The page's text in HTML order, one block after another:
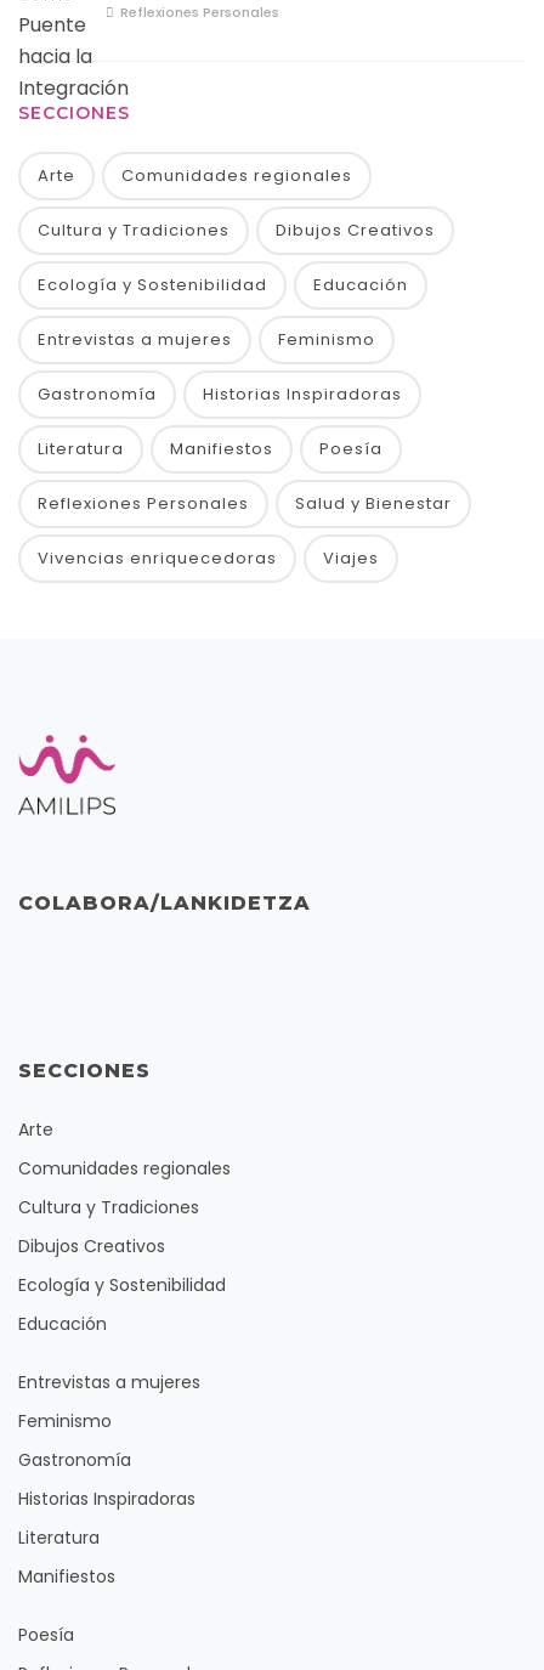
Reflexiones Personales
SECCIONES
Arte Comunidades regionales
Cultura y Tradiciones Dibujos Creativos
Ecología y Sostenibilidad Educación
Entrevistas a mujeres Feminismo
Gastronomía Historias Inspiradoras
Literatura Manifiestos Poesía
Reflexiones Personales Salud y Bienestar
Vivencias enriquecedoras Viajes
COLABORA/LANKIDETZA
SECCIONES
Arte
Comunidades regionales
Cultura y Tradiciones
Dibujos Creativos
Ecología y Sostenibilidad
Educación
Entrevistas a mujeres
Feminismo
Gastronomía
Historias Inspiradoras
Literatura
Manifiestos
Poesía